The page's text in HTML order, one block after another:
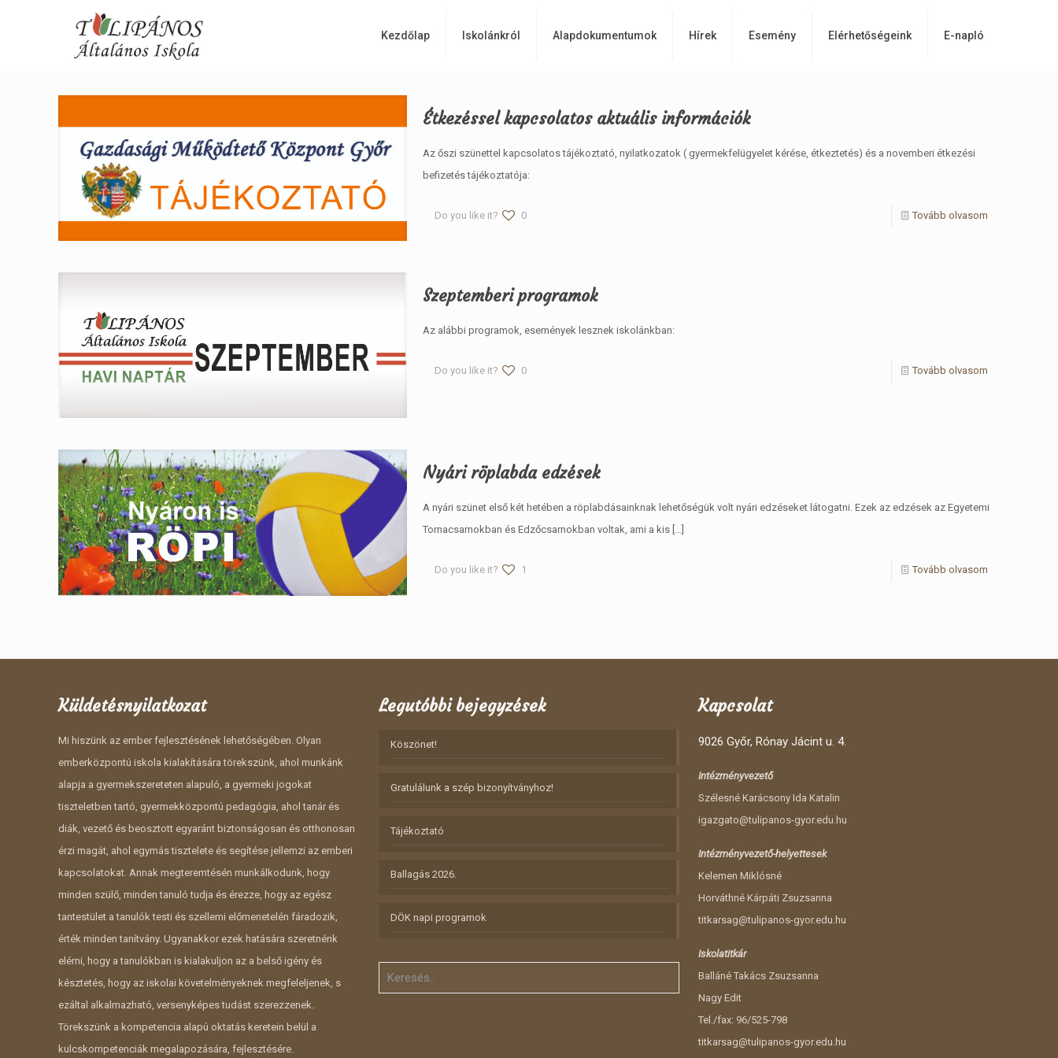
Kezdőlap Iskolánkról Alapdokumentumok Hírek Esemény Elérhetőségeink E-napló
Étkezéssel kapcsolatos aktuális információk
Az őszi szünettel kapcsolatos tájékoztató, nyilatkozatok ( gyermekfelügyelet kérése, étkeztetés) és a novemberi étkezési
befizetés tájékoztatója:
Do you like it? 0 Tovább olvasom
Szeptemberi programok
Az alábbi programok, események lesznek iskolánkban:
Do you like it? 0 Tovább olvasom
Nyári röplabda edzések
A nyári szünet első két hetében a röplabdásainknak lehetőségük volt nyári edzéseket látogatni. Ezek az edzések az Egyetemi
Tornacsarnokban és Edzőcsarnokban voltak, ami a kis[…]
Do you like it? 1 Tovább olvasom
Küldetésnyilatkozat
Mi hiszünk az ember fejlesztésének lehetőségében. Olyan
emberközpontú iskola kialakítására törekszünk, ahol munkánk
alapja a gyermekszereteten alapuló, a gyermeki jogokat
tiszteletben tartó, gyermekközpontú pedagógia, ahol tanár és
diák, vezető és beosztott egyaránt biztonságosan és otthonosan
érzi magát, ahol egymás tisztelete és segítése jellemzi az emberi
kapcsolatokat. Annak megteremtésén munkálkodunk, hogy
minden szülő, minden tanuló tudja és érezze, hogy az egész
tantestület a tanulók testi és szellemi előmenetelén fáradozik,
érték minden tanítvány. Ugyanakkor ezek hatására szeretnénk
elérni, hogy a tanulókban is kialakuljon az a belső igény és
késztetés, hogy az iskolai követelményeknek megfeleljenek, s
ezáltal alkalmazható, versenyképes tudást szerezzenek.
Törekszünk a kompetencia alapú oktatás keretein belül a
kulcskompetenciák megalapozására, fejlesztésére.
Legutóbbi bejegyzések
Köszönet!
Gratulálunk a szép bizonyítványhoz!
Tájékoztató
Ballagás 2026.
DÖK napi programok
Kapcsolat
9026 Győr, Rónay Jácint u. 4.
Intézményvezető
Szélesné Karácsony Ida Katalin
igazgato@tulipanos-gyor.edu.hu
Intézményvezető-helyettesek
Kelemen Miklósné
Horváthné Kárpáti Zsuzsanna
titkarsag@tulipanos-gyor.edu.hu
Iskolatitkár
Balláné Takács Zsuzsanna
Nagy Edit
Tel./fax: 96/525-798
titkarsag@tulipanos-gyor.edu.hu